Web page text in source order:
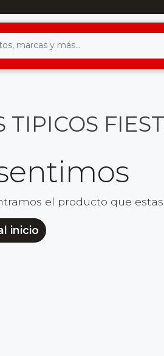
TIPICOS
el producto que
inicio